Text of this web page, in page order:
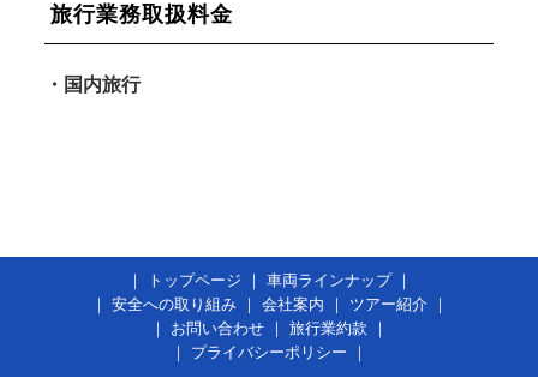
旅行業務取扱料金
・国内旅行
｜ トップページ ｜ 車両ラインナップ
｜
｜
安全への取り組み ｜ 会社案内 ｜ ツアー紹介
｜
｜
お問い合わせ ｜ 旅行業約款
｜
｜
プライバシーポリシー ｜